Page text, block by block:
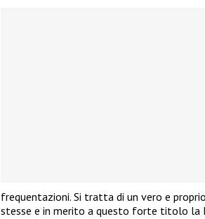
frequentazioni. Si tratta di un vero e
stesse e in merito a questo forte titolo la